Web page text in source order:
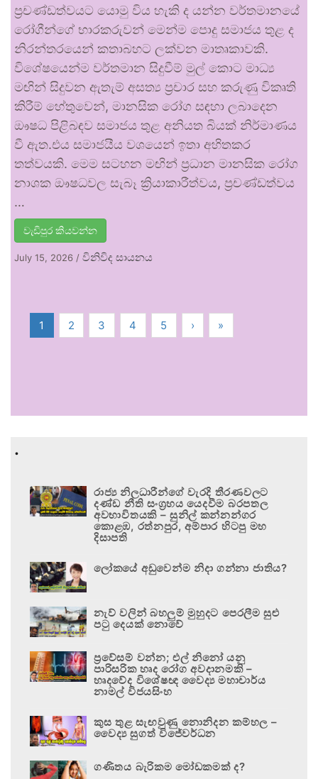
ප්‍රචණ්ඩත්වයට යොමු විය හැකි ද යන්න වර්තමානයේ
රෝගීන්ගේ භාරකරුවන් මෙන්ම පොදු සමාජය තුළ ද
නිරන්තරයෙන් කතාබහට ලක්වන මාතෘකාවකි.
විශේෂයෙන්ම වර්තමාන සිදුවීම් මුල් කොට මාධ්‍ය
මඟින් සිදුවන ඇතැම් අසත්‍ය ප්‍රචාර සහ කරුණු විකෘති
කිරීම් හේතුවෙන්, මානසික රෝග සඳහා ලබාදෙන
ඖෂධ පිළිබඳව සමාජය තුළ අනියත බියක් නිර්මාණය
වී ඇත.එය සමාජයීය වශයෙන් ඉතා අහිතකර
තත්වයකි. මෙම සටහන මඟින් ප්‍රධාන මානසික රෝග
නාශක ඖෂධවල සැබෑ ක්‍රියාකාරීත්වය, ප්‍රචණ්ඩත්වය
…
වැඩිපුර කියවන්න
July 15, 2026 / විනිවිද සායනය
1 2 3 4 5 › »
.
රාජ්‍ය නිලධාරීන්ගේ වැරදි තීරණවලට
දණ්ඩ නීති සංග්‍රහය යෙදවීම බරපතල
අවභාවිතයකි – සුනිල් කන්නන්ගර
කොළඹ, රත්නපුර, අම්පාර හිටපු මහ
දිසාපති
ලෝකයේ අඩුවෙන්ම නිදා ගන්නා ජාතිය?
නැව් වලින් බහලුම් මුහුදට පෙරලීම සුළු
පටු දෙයක් නොවේ
ප්‍රවේසම් වන්න; එල් නිනෝ යනු
පාරිසරික හෘද රෝග අවදානමකි –
හෘදවේද විශේෂඥ වෛද්‍ය මහාචාර්ය
නාමල් විජයසිංහ
කුස තුළ සැඟවුණු නොනිදන කම්හල –
වෛද්‍ය සුගත් විජේවර්ධන
ගණිතය බැරිකම මෝඩකමක් ද?